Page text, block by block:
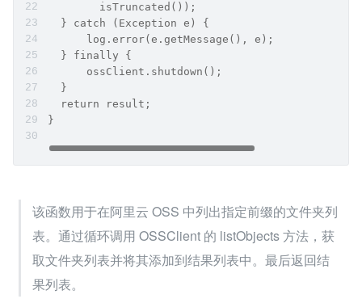
        isTruncated());
  } catch (Exception e) {
      log.error(e.getMessage(), e);
  } finally {
      ossClient.shutdown();
  }
  return result;
}
该函数用于在阿里云 OSS 中列出指定前缀的文件夹列
表。通过循环调用 OSSClient 的 listObjects 方法，获
取文件夹列表并将其添加到结果列表中。最后返回结
果列表。